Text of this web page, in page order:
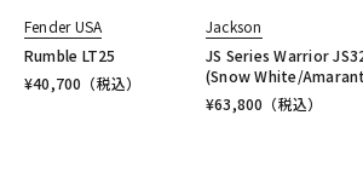
Fender USA
Rumble LT25
¥40,700 （税込）
Jackson
JS Series Warrior
(Snow White/
¥63,800 （税込）